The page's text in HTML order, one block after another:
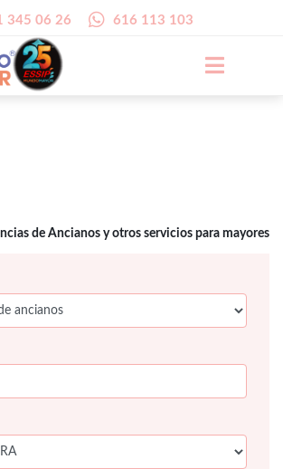
345 06 26 616 113 103
de Ancianos y otros servicios para mayores